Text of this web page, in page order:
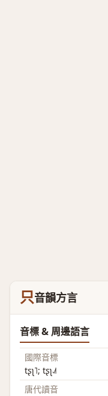
只音韻方言
音標 & 周邊語言
國際音標
tʂʅ˥; tʂʅ˨˩˦
唐代讀音